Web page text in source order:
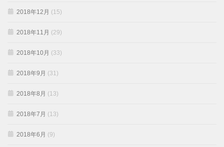
2018年12月 (15)
2018年11月 (29)
2018年10月 (33)
2018年9月 (31)
2018年8月 (13)
2018年7月 (13)
2018年6月 (9)